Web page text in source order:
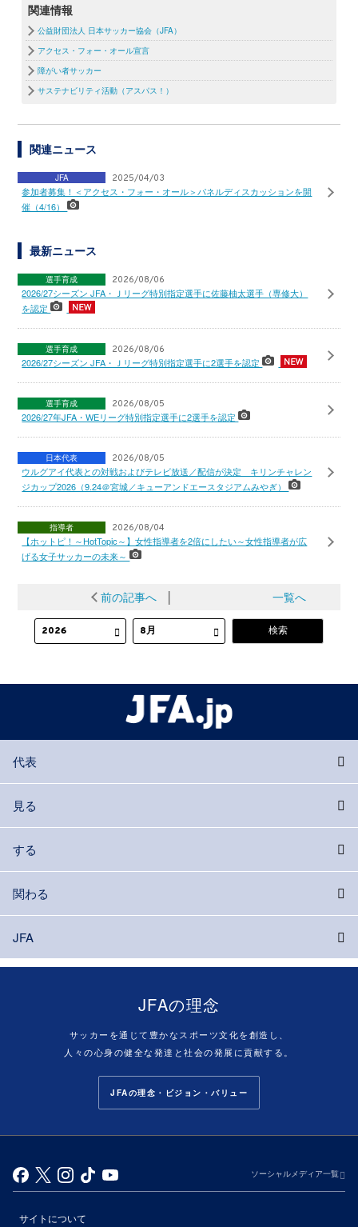
関連情報
公益財団法人 日本サッカー協会（JFA）
アクセス・フォー・オール宣言
障がい者サッカー
サステナビリティ活動（アスパス！）
関連ニュース
JFA 2025/04/03
参加者募集！＜アクセス・フォー・オール＞パネルディスカッションを開
催（4/16）
最新ニュース
選手育成 2026/08/06
2026/27シーズン JFA・Ｊリーグ特別指定選手に佐藤柚太選手（専修大）
を認定
選手育成 2026/08/06
2026/27シーズン JFA・Ｊリーグ特別指定選手に2選手を認定
選手育成 2026/08/05
2026/27年JFA・WEリーグ特別指定選手に2選手を認定
日本代表 2026/08/05
ウルグアイ代表との対戦およびテレビ放送／配信が決定 キリンチャレン
ジカップ2026（9.24＠宮城／キューアンドエースタジアムみやぎ）
指導者 2026/08/04
【ホットピ！～HotTopic～】女性指導者を2倍にしたい～女性指導者が広
げる女子サッカーの未来～
前の記事へ│ 一覧へ
代表
見る
する
関わる
JFA
JFAの理念
サッカーを通じて豊かなスポーツ文化を創造し、
人々の心身の健全な発達と社会の発展に貢献する。
JFAの理念・ビジョン・バリュー
ソーシャルメディア一覧
サイトについて